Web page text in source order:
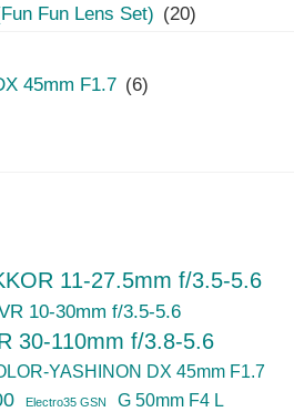
Fun Lens Set) (20)
45mm F1.7 (6)
11-27.5mm f/3.5-5.6
10-30mm f/3.5-5.6
30-110mm f/3.8-5.6
YASHINON DX 45mm F1.7
Electro35 GSN G 50mm F4 L